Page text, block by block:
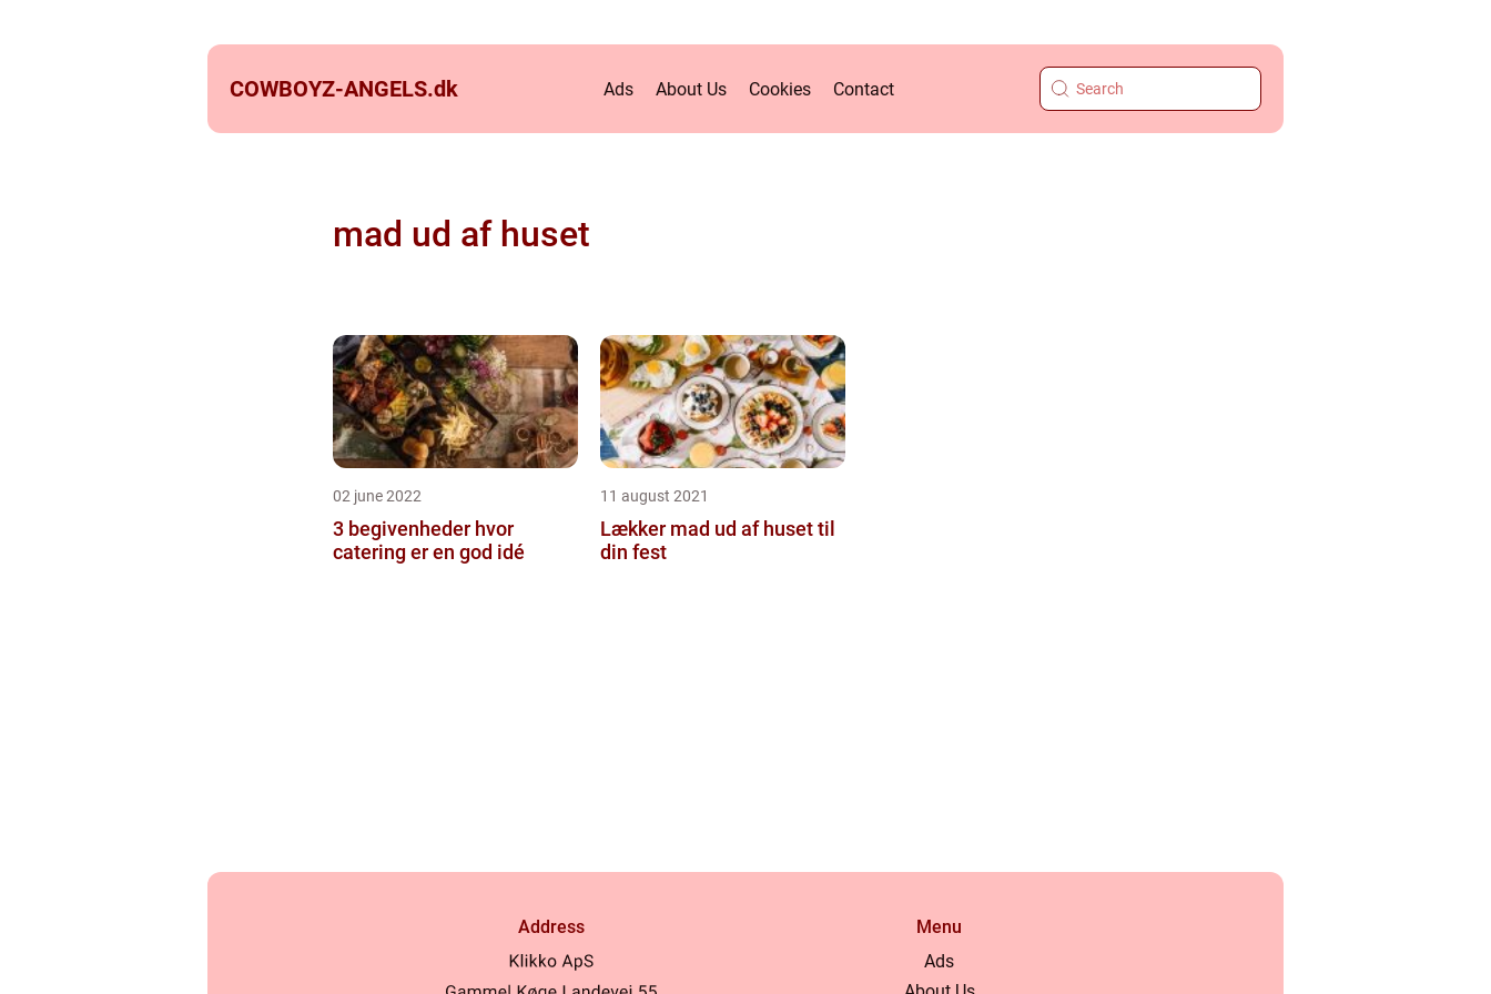
COWBOYZ-ANGELS.dk Ads About Us Cookies Contact
mad ud af huset
02 june 2022
3 begivenheder hvor
catering er en god idé
11 august 2021
Lækker mad ud af huset til
din fest
Address
Menu
Ads